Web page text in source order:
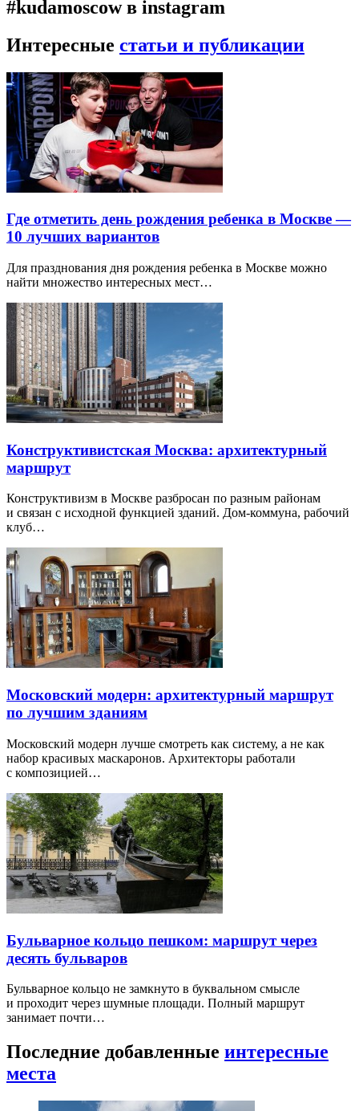
#kudamoscow в instagram
Интересные статьи и публикации
Где отметить день рождения ребенка в Москве —
10 лучших вариантов
Для празднования дня рождения ребенка в Москве можно
найти множество интересных мест…
Конструктивистская Москва: архитектурный
маршрут
Конструктивизм в Москве разбросан по разным районам
и связан с исходной функцией зданий. Дом-коммуна, рабочий
клуб…
Московский модерн: архитектурный маршрут
по лучшим зданиям
Московский модерн лучше смотреть как систему, а не как
набор красивых маскаронов. Архитекторы работали
с композицией…
Бульварное кольцо пешком: маршрут через
десять бульваров
Бульварное кольцо не замкнуто в буквальном смысле
и проходит через шумные площади. Полный маршрут
занимает почти…
Последние добавленные интересные
места